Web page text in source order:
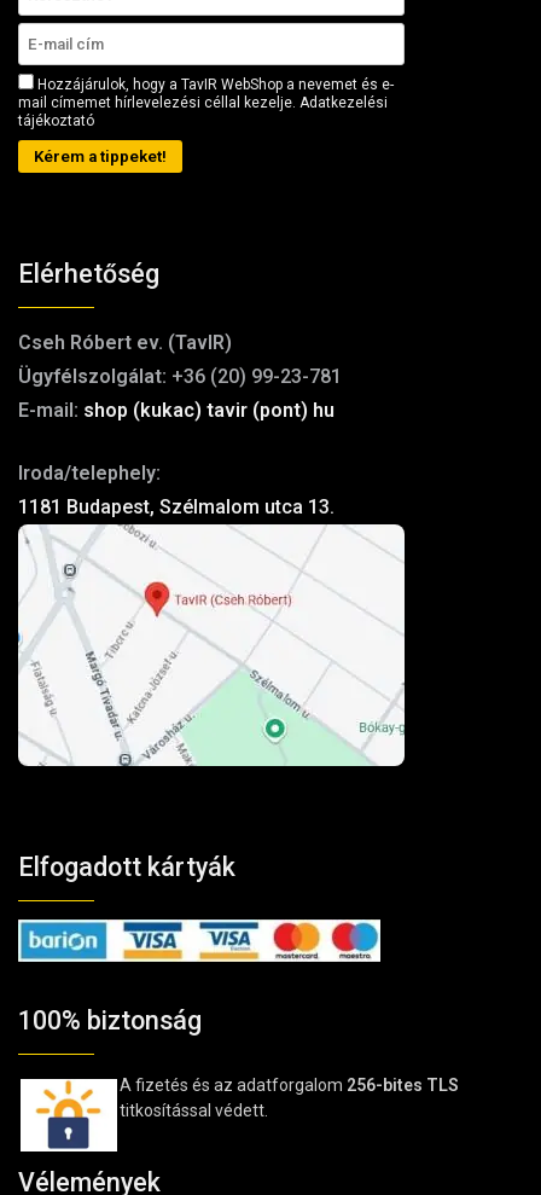
Hozzájárulok, hogy a TavIR WebShop a nevemet és e-
mail címemet hírlevelezési céllal kezelje. Adatkezelési
tájékoztató
Kérem a tippeket!
Elérhetőség
Cseh Róbert ev. (TavIR)
Ügyfélszolgálat: +36 (20) 99-23-781
E-mail: shop (kukac) tavir (pont) hu
Iroda/telephely:
1181 Budapest, Szélmalom utca 13.
Elfogadott kártyák
100% biztonság
A fizetés és az adatforgalom 256-bites TLS
titkosítással védett.
Vélemények